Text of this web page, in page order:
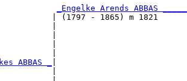
_Engelke Arends ABBAS
| (1797 - 1865) m 1821
ABBAS _
|